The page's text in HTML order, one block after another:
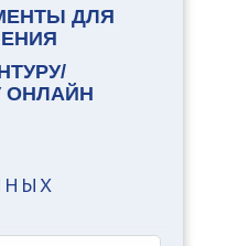
ДЛЯ
ОНЛАЙН